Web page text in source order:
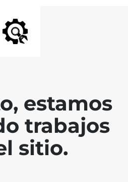
estamos
trabajos
sitio.